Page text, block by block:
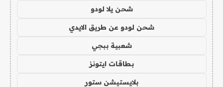
شحن يلا لودو
شحن لودو عن طريق الايدي
شعبية ببجي
بطاقات ايتونز
بلايستيشن ستور